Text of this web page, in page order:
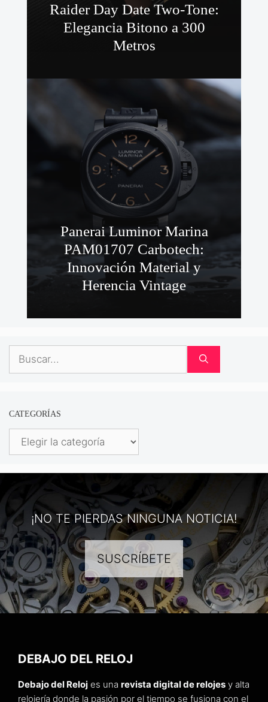
Raider Day Date Two-Tone:
Elegancia Bitono a 300
Metros
Panerai Luminor Marina
PAM01707 Carbotech:
Innovación Material y
Herencia Vintage
Buscar:
CATEGORÍAS
Categorías
¡NO TE PIERDAS NINGUNA NOTICIA!
SUSCRÍBETE
DEBAJO DEL RELOJ
Debajo del Reloj es una revista digital de relojes y alta
relojería donde la pasión por el tiempo se fusiona con el